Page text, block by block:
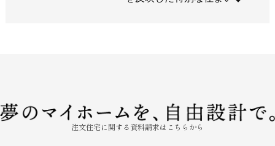
注文住宅に関する資料請求はこちらから